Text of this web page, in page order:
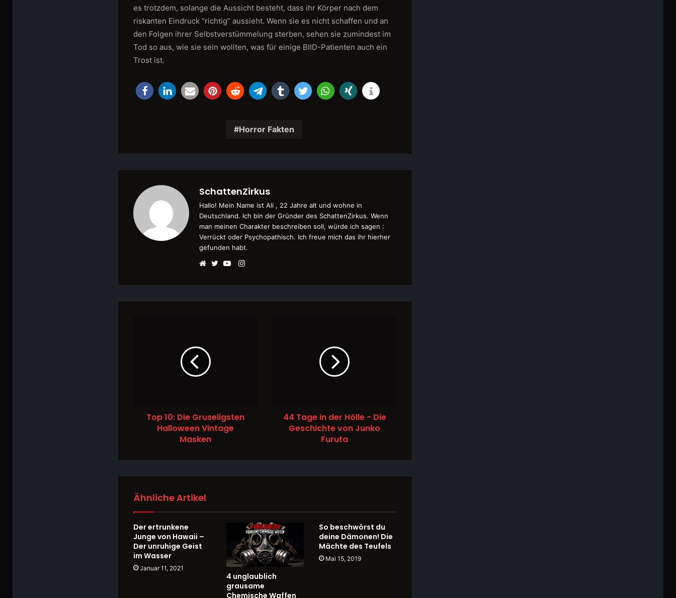
es trotzdem, solange die Aussicht besteht, dass ihr Körper nach dem
riskanten Eindruck “richtig” aussieht. Wenn sie es nicht schaffen und an
den Folgen ihrer Selbstverstümmelung sterben, sehen sie zumindest im
Tod so aus, wie sie sein wollten, was für einige BIID-Patienten auch ein
Trost ist.
Horror Fakten
SchattenZirkus
Hallo! Mein Name ist Ali , 22 Jahre alt und wohne in
Deutschland. Ich bin der Gründer des SchattenZirkus. Wenn
man meinen Charakter beschreiben soll, würde ich sagen :
Verrückt oder Psychopathisch. Ich freue mich das ihr hierher
gefunden habt.
Instagram
Top 10: Die Gruseligsten
Halloween Vintage
Masken
44 Tage in der Hölle - Die
Geschichte von Junko
Furuta
Ähnliche Artikel
Der ertrunkene
Junge von Hawaii –
Der unruhige Geist
im Wasser
Januar 11, 2021
4 unglaublich
grausame
Chemische Waffen
So beschwörst du
deine Dämonen! Die
Mächte des Teufels
Mai 15, 2019